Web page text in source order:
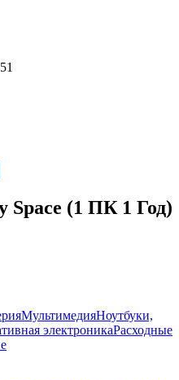
(1 ПК 1 Год)
МультимедияНоутбуки,
электроникаРасходные